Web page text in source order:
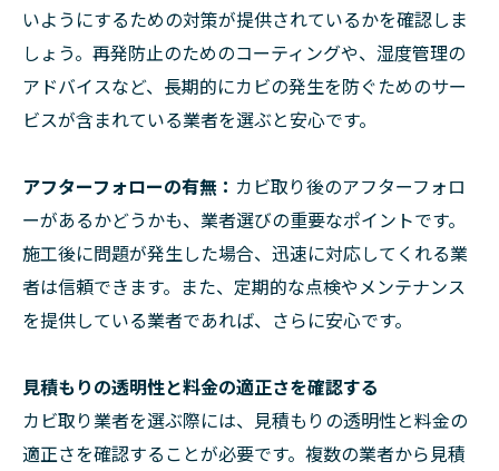
いようにするための対策が提供されているかを確認しま
しょう。再発防止のためのコーティングや、湿度管理の
アドバイスなど、長期的にカビの発生を防ぐためのサー
ビスが含まれている業者を選ぶと安心です。
アフターフォローの有無： カビ取り後のアフターフォロ
ーがあるかどうかも、業者選びの重要なポイントです。
施工後に問題が発生した場合、迅速に対応してくれる業
者は信頼できます。また、定期的な点検やメンテナンス
を提供している業者であれば、さらに安心です。
見積もりの透明性と料金の適正さを確認する
カビ取り業者を選ぶ際には、見積もりの透明性と料金の
適正さを確認することが必要です。複数の業者から見積